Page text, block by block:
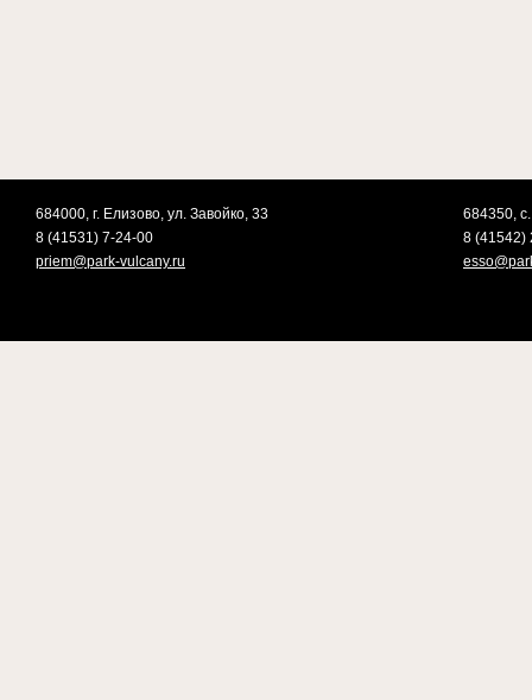
684000, г. Елизово, ул. Завойко, 33
8 (41531) 7-24-00
priem@park-vulcany.ru
684350,
8 (41542)